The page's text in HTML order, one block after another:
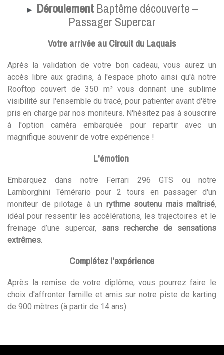
► Déroulement Baptême découverte –
Passager Supercar
Votre arrivée au Circuit du Laquais
Après la validation de votre bon cadeau, vous aurez un
accès libre aux gradins, à l'espace photo ainsi qu'à notre
Rooftop couvert de 350 m² vous donnant une sublime
visibilité sur l'ensemble du tracé, pour patienter avant d'être
pris en charge par nos moniteurs. N'hésitez pas à souscrire
à l'option caméra embarquée pour repartir avec un
magnifique souvenir de votre expérience !
L'émotion
Embarquez dans notre Ferrari 296 GTS ou notre
Lamborghini Témérario pour 2 tours en passager d'un
moniteur de pilotage à un rythme soutenu mais maîtrisé,
idéal pour ressentir les accélérations, les trajectoires et le
freinage d’une supercar, sans recherche de sensations
extrêmes
Complétez l'expérience
Après la remise de votre diplôme, vous pourrez faire le
choix d'affronter famille et amis sur notre piste de karting
de 900 mètres (à partir de 14 ans).